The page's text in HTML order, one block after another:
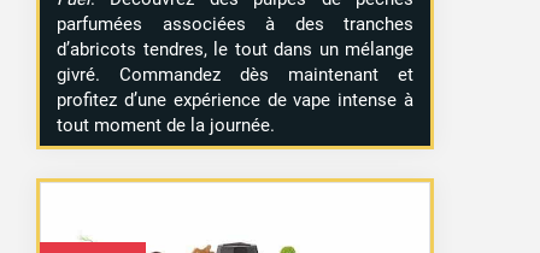
parfumées associées à des tranches
d’abricots tendres, le tout dans un mélange
givré. Commandez dès maintenant et
profitez d’une expérience de vape intense à
tout moment de la journée.